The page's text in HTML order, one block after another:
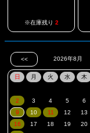
※在庫残り 2